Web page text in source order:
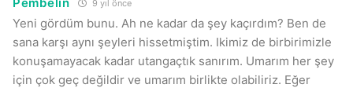
9 yıl önce
Yeni gördüm bunu. Ah ne kadar da şey kaçırdım? Ben de
sana karşı aynı şeyleri hissetmiştim. Ikimiz de birbirimizle
konuşamayacak kadar utangaçtık sanırım. Umarım her şey
için çok geç değildir ve umarım birlikte olabiliriz. Eğer